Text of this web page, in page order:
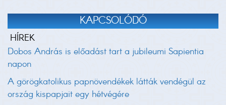
KAPCSOLÓDÓ
HÍREK
Dobos András is előadást tart a jubileumi Sapientia
napon
A görögkatolikus papnövendékek látták vendégül az
ország kispapjait egy hétvégére